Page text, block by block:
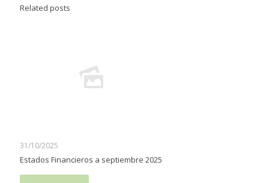
Related posts
31/10/2025
Estados Financieros a septiembre 2025